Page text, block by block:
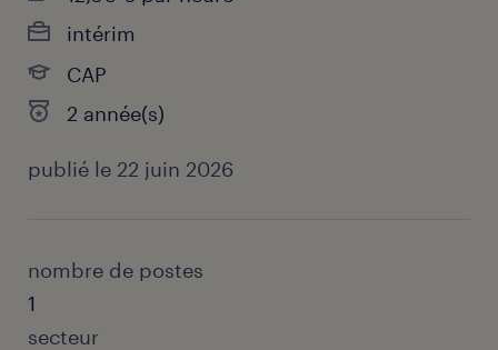
intérim
CAP
2 année(s)
publié le 22 juin 2026
nombre de postes
1
secteur